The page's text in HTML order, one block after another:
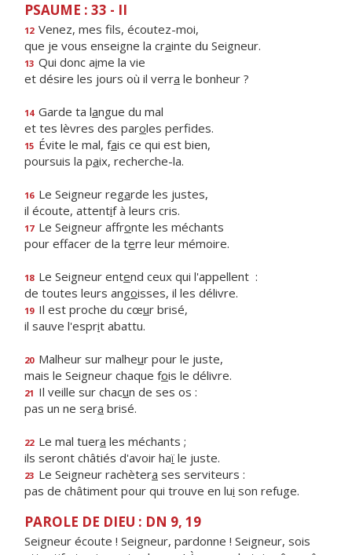
PSAUME : 33 - II
12 Venez, mes fls, écoutez-moi,
que je vous enseigne la crainte du Seigneur.
13 Qui donc aime la vie
et désire les jours où il verra le bonheur ?
14 Garde ta langue du mal
et tes lèvres des paroles perfides.
15 Évite le mal, fais ce qui est bien,
poursuis la paix, recherche-la.
16 Le Seigneur regarde les justes,
il écoute, attentif à leurs cris.
17 Le Seigneur affronte les méchants
pour effacer de la terre leur mémoire.
18 Le Seigneur entend ceux qui l'appellent :
de toutes leurs angoisses, il les délivre.
19 Il est proche du cœur brisé,
il sauve l'esprit abattu.
20 Malheur sur malheur pour le juste,
mais le Seigneur chaque fois le délivre.
21 Il veille sur chacun de ses os :
pas un ne sera brisé.
22 Le mal tuera les méchants ;
ils seront châtiés d'avoir haï le juste.
23 Le Seigneur rachètera ses serviteurs :
pas de châtiment pour qui trouve en lui son refuge.
PAROLE DE DIEU : DN 9, 19
Seigneur écoute ! Seigneur, pardonne ! Seigneur, sois